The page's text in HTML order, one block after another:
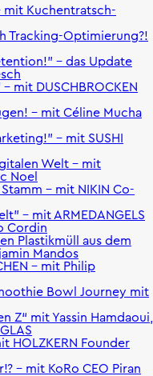
mit Kuchentratsch-
Tracking-Optimierung?!
- das Update
mit DUSCHBROCKEN
- mit Céline Mucha
- mit SUSHI
Welt - mit
Noel
- mit NIKIN Co-
- mit ARMEDANGELS
Cordin
Plastikmüll aus dem
Mandos
– mit Philip
Bowl Journey mit
Z“ mit Yassin Hamdaoui,
HOLZKERN Founder
- mit KoRo CEO Piran